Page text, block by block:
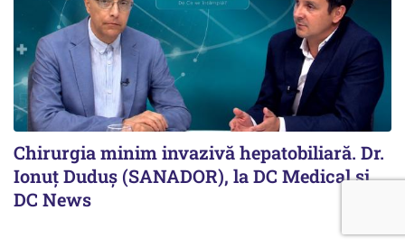
Chirurgia minim invazivă hepatobiliară. Dr.
Ionuț Duduș (SANADOR), la DC Medical și
DC News